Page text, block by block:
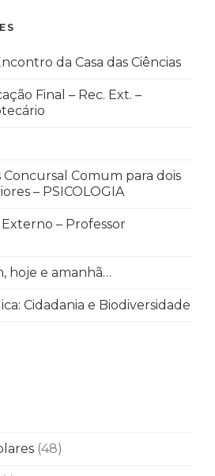
da Casa das Ciências
Final – Rec. Ext. –
Comum para dois
– PSICOLOGIA
– Professor
hoje e amanhã…
Cidadania e Biodiversidade
(48)